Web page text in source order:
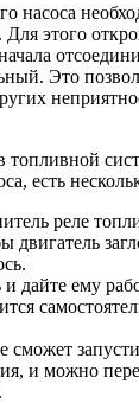
насоса
этого
Это
есть
реле
двигатель
и дайте ему
сможет
и можно